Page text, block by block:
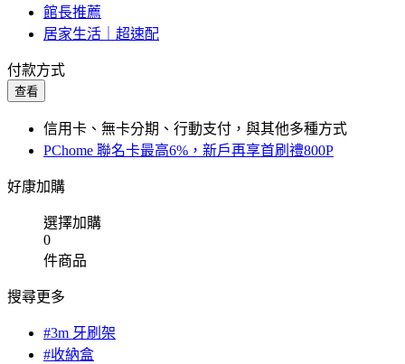
館長推薦
居家生活｜超速配
付款方式
查看
信用卡、無卡分期、行動支付，與其他多種方式
PChome 聯名卡最高6%，新戶再享首刷禮800P
好康加購
選擇加購
0
件商品
搜尋更多
#3m 牙刷架
#收納盒